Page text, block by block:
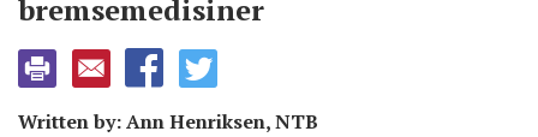
bremsemedisiner
Written by: Ann Henriksen, NTB